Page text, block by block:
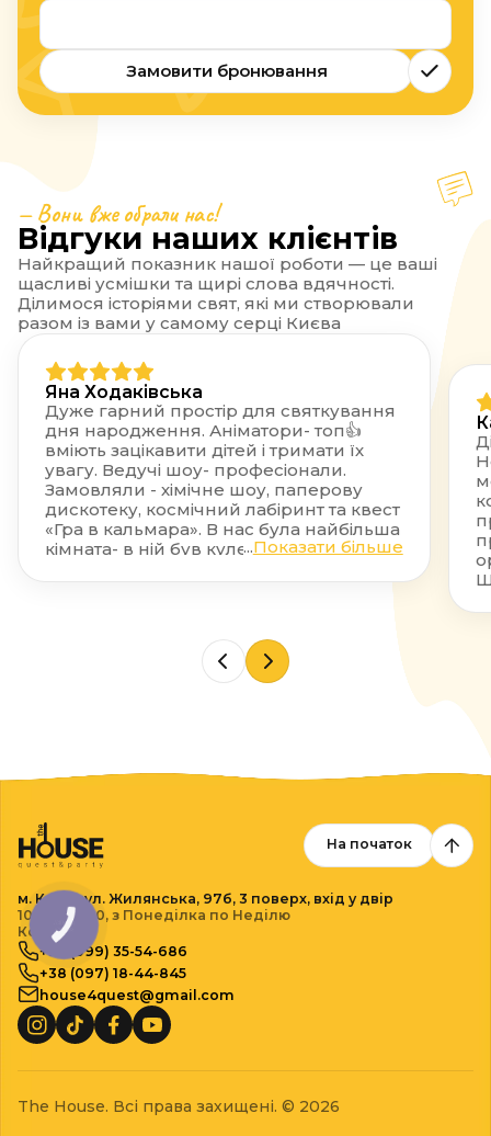
Замовити бронювання
Відгуки наших клієнтів
— Вони вже обрали нас!
Найкращий показник нашої роботи — це ваші
щасливі усмішки та щирі слова вдячності.
Ділимося історіями свят, які ми створювали
разом із вами у самому серці Києва
Яна Ходаківська
Дуже гарний простір для святкування
дня народження. Аніматори- топ👍
вміють зацікавити дітей і тримати їх
увагу. Ведучі шоу- професіонали.
Замовляли - хімічне шоу, паперову
дискотеку, космічний лабіринт та квест
«Гра в кальмара». В нас була найбільша
кімната- в ній був кулер з водою,
стільці та столи. На етапі замовлення
запитання. І було максимально
комфортно і дітям і батькам. Ще
...Показати більше
На початок
м. Київ, вул. Жилянська, 97б, 3 поверх, вхід у двір
10:00 - 21:00, з Понеділка по Неділю
Контакти
+38 (099) 35-54-686
+38 (097) 18-44-845
house4quest@gmail.com
The House. Всі права захищені. © 2026
КНОПКА
ЗВ'ЯЗКУ